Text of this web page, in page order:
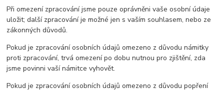
Při omezení zpracování jsme pouze oprávněni vaše osobní údaje
uložit; další zpracování je možné jen s vaším souhlasem, nebo ze
zákonných důvodů.
Pokud je zpracování osobních údajů omezeno z důvodu námitky
proti zpracování, trvá omezení po dobu nutnou pro zjištění, zda
jsme povinni vaší námitce vyhovět.
Pokud je zpracování osobních údajů omezeno z důvodu popření